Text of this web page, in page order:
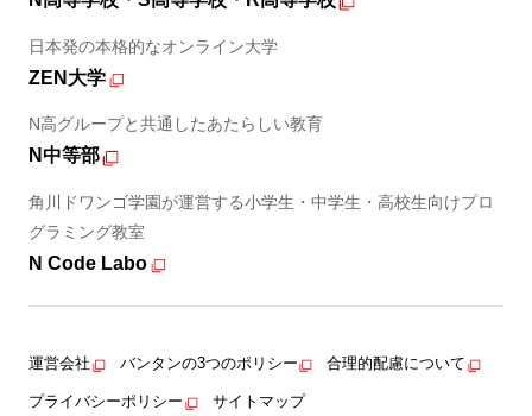
日本発の本格的なオンライン大学
ZEN大学
N高グループと共通したあたらしい教育
N中等部
角川ドワンゴ学園が運営する小学生・中学生・高校生向けプロ
グラミング教室
N Code Labo
運営会社 バンタンの3つのポリシー 合理的配慮について
プライバシーポリシー サイトマップ